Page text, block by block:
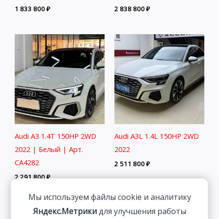
1 833 800₽ 2 838 800₽
Audi A3 1.4T 150HP 2WD
2022 | Белый | Арт.
CA4282
2 291 800₽
Audi A3L 1.4L 150HP 2WD
2022
2 511 800₽
Мы используем файлы cookie и аналитику
Яндекс.Метрикидля улучшения работы